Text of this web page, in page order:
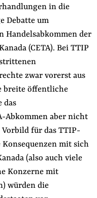
in die
Debatte um
Handelsabkommen der
(CETA). Bei TTIP
zwar vorerst aus
breite öffentliche
das
Abkommen aber nicht
Vorbild für das TTIP-
mit sich
(also auch viele
Konzerne mit
würden die